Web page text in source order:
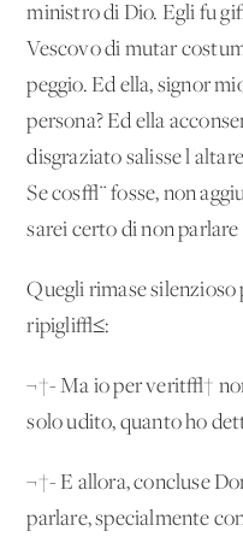
ministro di Dio. Egli fu
Vescovo di mutar
peggio. Ed ella, signor
persona? Ed ella
disgraziato salisse
Se cos√¨ fosse, non
sarei certo di non
Quegli rimase silenzioso
ripigli√≤:
¬†- Ma io per verit√†
solo udito, quanto ho
¬†- E allora, concluse
parlare, specialmente